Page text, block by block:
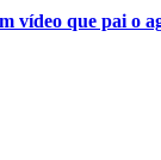
vídeo que pai o